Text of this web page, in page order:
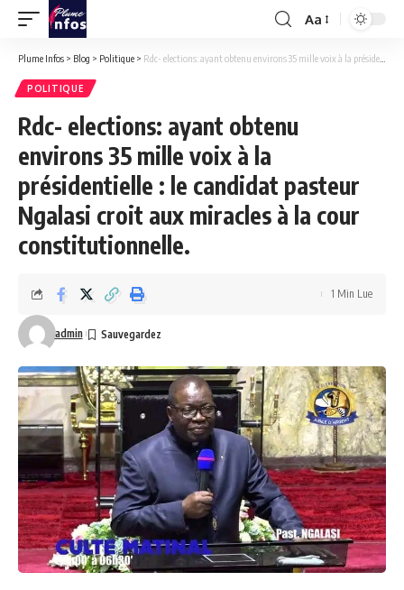
Font
Resizer
Aa
Plume Infos > Blog > Politique > Rdc- elections: ayant obtenu environs 35 mille voix à la présidentielle : le candidat pasteur Ngalasi croit aux miracles à la cour constitutionnelle.
POLITIQUE
Rdc- elections: ayant obtenu
environs 35 mille voix à la
présidentielle : le candidat pasteur
Ngalasi croit aux miracles à la cour
constitutionnelle.
admin
1 Min Lue